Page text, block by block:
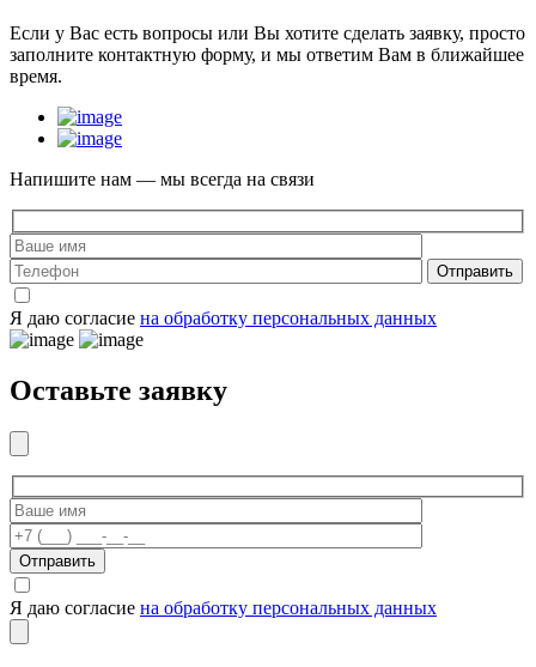
Если у Вас есть вопросы или Вы хотите сделать заявку, просто
заполните контактную форму, и мы ответим Вам в ближайшее
время.
Напишите нам — мы всегда на связи
Отправить
Я даю согласие на обработку персональных данных
Оставьте заявку
Отправить
Я даю согласие на обработку персональных данных